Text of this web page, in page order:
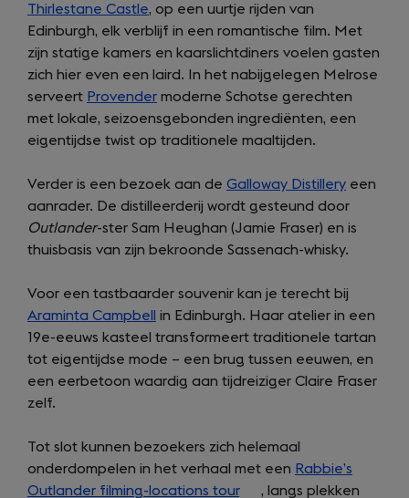
Thirlestane Castle, op een uurtje rijden van
Edinburgh, elk verblijf in een romantische film. Met
zijn statige kamers en kaarslichtdiners voelen gasten
zich hier even een laird. In het nabijgelegen Melrose
serveert Provender moderne Schotse gerechten
met lokale, seizoensgebonden ingrediënten, een
eigentijdse twist op traditionele maaltijden.
Verder is een bezoek aan de Galloway Distillery een
aanrader. De distilleerderij wordt gesteund door
Outlander-ster Sam Heughan (Jamie Fraser) en is
thuisbasis van zijn bekroonde Sassenach-whisky.
Voor een tastbaarder souvenir kan je terecht bij
Araminta Campbell in Edinburgh. Haar atelier in een
19e-eeuws kasteel transformeert traditionele tartan
tot eigentijdse mode – een brug tussen eeuwen, en
een eerbetoon waardig aan tijdreiziger Claire Fraser
zelf.
Tot slot kunnen bezoekers zich helemaal
onderdompelen in het verhaal met een Rabbie’s
Outlander filming-locations tour(opens, langs plekken